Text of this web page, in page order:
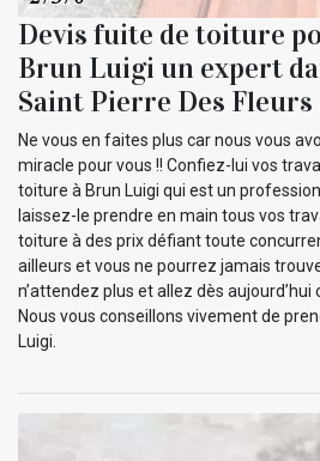
Devis fuite de toiture
Brun Luigi un expert
Saint Pierre Des Fleurs
Ne vous en faites plus car nous vous
miracle pour vous !! Confiez-lui vos
toiture à Brun Luigi qui est un
laissez-le prendre en main tous vos
toiture à des prix défiant toute
ailleurs et vous ne pourrez jamais
n’attendez plus et allez dès
Nous vous conseillons vivement de
Luigi.